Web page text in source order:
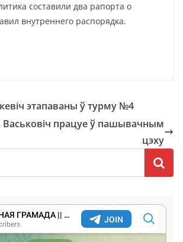
составили два рапорта о
внутреннего распорядка.
этапаваны ў турму №4
Васьковіч працуе ў пашывачным
цэху